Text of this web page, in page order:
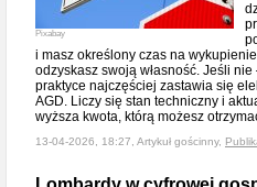
Pixabay
i masz określony czas na
odzyskasz swoją własność. Jeśli
praktyce najczęściej zastawia się
AGD. Liczy się stan techniczny i
wyższa kwota, którą możesz
13-04-2026, 18:27, Artykuł gościnny,